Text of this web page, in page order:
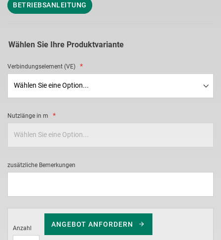
BETRIEBSANLEITUNG
Wählen Sie Ihre Produktvariante
Verbindungselement (VE)
Nutzlänge in m
zusätzliche Bemerkungen
Anzahl
ANGEBOT ANFORDERN